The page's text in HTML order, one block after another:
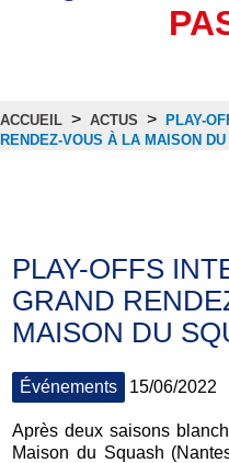
ACCUEIL > ACTUS > PLAY-
RENDEZ-VOUS À LA MAISON
PLAY-OFFS
GRAND
MAISON DU
Événements 15/06/2022
Après deux saisons
Maison du Squash